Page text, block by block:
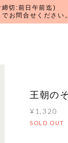
切:前日午前迄)
お問合せください
王朝の
¥1,320
SOLD OUT